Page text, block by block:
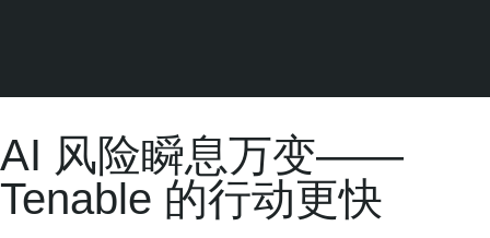
AI 风险瞬息万变——
Tenable 的行动更快